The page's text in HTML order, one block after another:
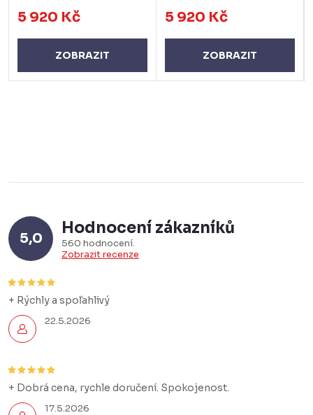
5 920 Kč
ZOBRAZIT
5 920 Kč
ZOBRAZIT
5,0
Hodnocení zákazníků
560 hodnocení
Zobrazit recenze
22.5.2026
+ Rýchly a spoľahlivý
17.5.2026
+ Dobrá cena, rychle doručení. Spokojenost.